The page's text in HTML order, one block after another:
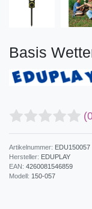
Basis
Artikelnummer: EDU150057
Hersteller: EDUPLAY
EAN: 4260081546859
Modell: 150-057